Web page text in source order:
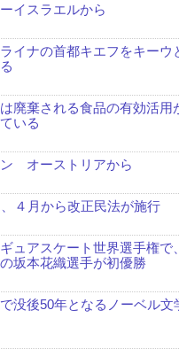
イスラエルから
ライナの首都キエフをキーウ
は廃棄される食品の有効活用
いる
オーストリアから
４月から改正民法が施行
ギュアスケート世界選手権で
坂本花織選手が初優勝
で没後50年となるノーベル